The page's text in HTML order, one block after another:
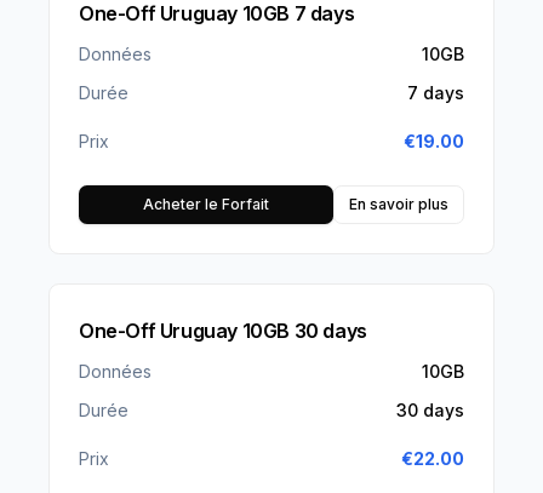
One-Off Uruguay 10GB 7 days
Données
10GB
Durée
7 days
Prix €19.00
Acheter le Forfait En savoir plus
One-Off Uruguay 10GB 30 days
Données
10GB
Durée
30 days
Prix €22.00